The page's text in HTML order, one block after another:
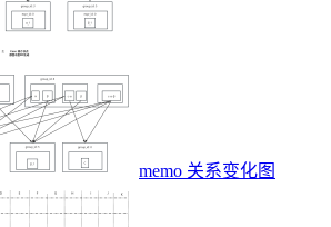
memo 关系变化图